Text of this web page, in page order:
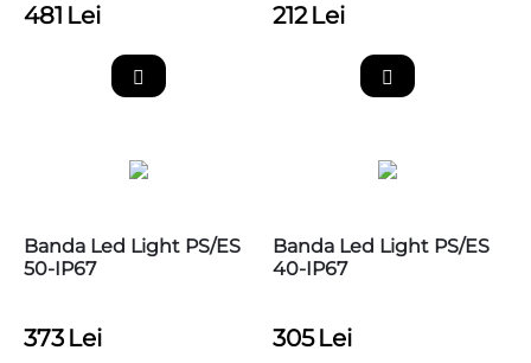
481 Lei 212 Lei
Banda Led Light PS/ES
50-IP67
373 Lei
Banda Led Light PS/ES
40-IP67
305 Lei